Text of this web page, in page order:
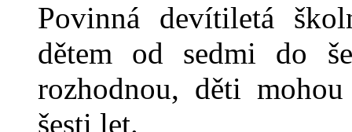
Povinná devítiletá
dětem od sedmi do
rozhodnou, děti
šesti let.